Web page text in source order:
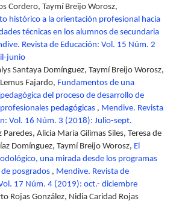
Cordero, Taymí Breijo Worosz,
histórico a la orientación profesional hacia
técnicas en los alumnos de secundaria
Revista de Educación: Vol. 15 Núm. 2
junio
Santaya Domínguez, Taymí Breijo Worosz,
Fajardo, Fundamentos de una
del proceso de desarrollo de
pedagógicas , Mendive. Revista
Vol. 16 Núm. 3 (2018): Julio-sept.
Paredes, Alicia María Gilimas Siles, Teresa de
Domínguez, Taymí Breijo Worosz, El
una mirada desde los programas
posgrados , Mendive. Revista de
17 Núm. 4 (2019): oct.- diciembre
Rojas González, Nidia Caridad Rojas